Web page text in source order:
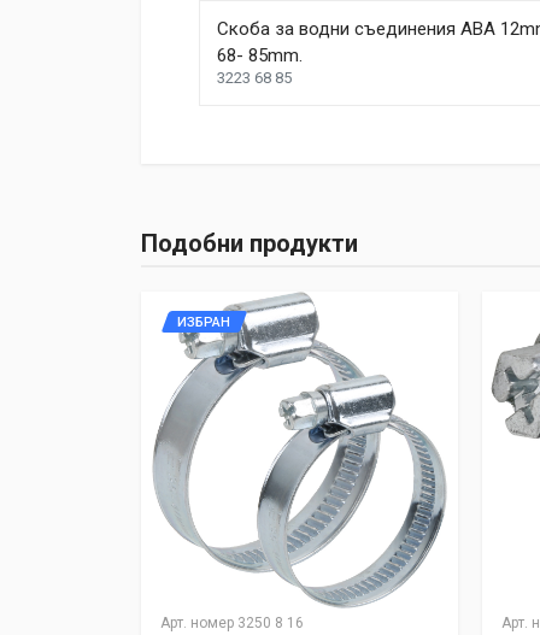
Скоба за водни съединения ABA
68- 85mm.
3223 68 85
Подобни продукти
Арт. номер 3250 8 16
ИЗБРАН
Арт.